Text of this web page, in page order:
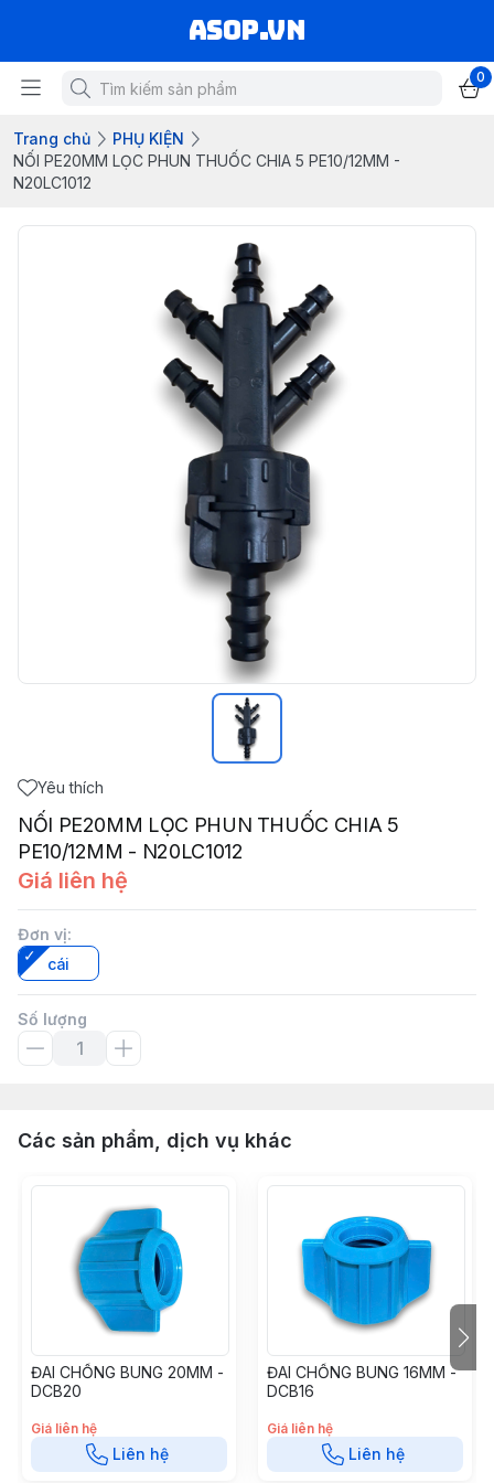
asop.vn
0
Trang chủ
PHỤ KIỆN
NỐI PE20MM LỌC PHUN THUỐC CHIA 5 PE10/12MM -
N20LC1012
Yêu thích
NỐI PE20MM LỌC PHUN THUỐC CHIA 5
PE10/12MM - N20LC1012
Giá liên hệ
Đơn vị:
cái
Số lượng
Các sản phẩm, dịch vụ khác
ĐAI CHỐNG BUNG 20MM -
DCB20
Giá liên hệ
Liên hệ
ĐAI CHỐNG BUNG 16MM -
DCB16
Giá liên hệ
Liên hệ